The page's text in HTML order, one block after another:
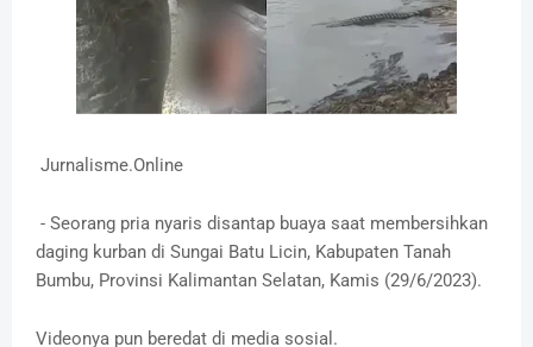
Jurnalisme.Online
- Seorang pria nyaris disantap buaya saat membersihkan
daging kurban di Sungai Batu Licin, Kabupaten Tanah
Bumbu, Provinsi Kalimantan Selatan, Kamis (29/6/2023).
Videonya pun beredat di media sosial.